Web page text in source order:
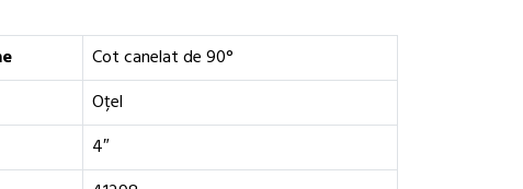
Cot canelat de 90°
Oțel
4″